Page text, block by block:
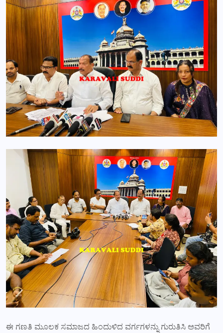
ಈ ಗಣತಿ ಮೂಲಕ ಸಮಾಜದ ಹಿಂದುಳಿದ ವರ್ಗಗಳನ್ನು ಗುರುತಿಸಿ ಅವರಿಗೆ